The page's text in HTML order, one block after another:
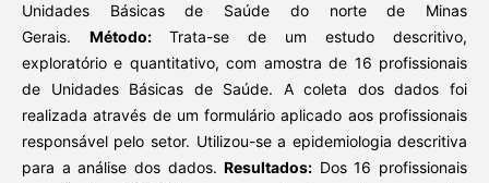
Unidades Básicas de Saúde do norte de Minas
Gerais. Método: Trata-se de um estudo descritivo,
exploratório e quantitativo, com amostra de 16 profissionais
de Unidades Básicas de Saúde. A coleta dos dados foi
realizada através de um formulário aplicado aos profissionais
responsável pelo setor. Utilizou-se a epidemiologia descritiva
para a análise dos dados.Resultados: Dos 16 profissionais